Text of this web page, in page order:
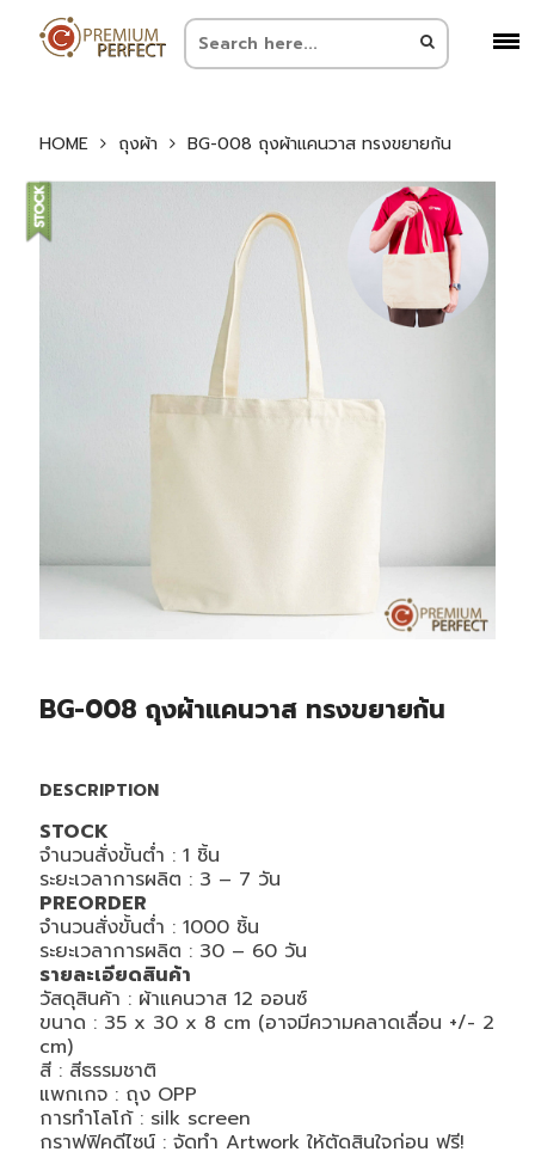
HOME ถุงผ้า BG-008 ถุงผ้าแคนวาส ทรงขยายก้น
BG-008 ถุงผ้าแคนวาส ทรงขยายก้น
DESCRIPTION
STOCK
จำนวนสั่งขั้นต่ำ : 1 ชิ้น
ระยะเวลาการผลิต : 3 – 7 วัน
PREORDER
จำนวนสั่งขั้นต่ำ : 1000 ชิ้น
ระยะเวลาการผลิต : 30– 60 วัน
รายละเอียดสินค้า
วัสดุสินค้า : ผ้าแคนวาส 12 ออนซ์
ขนาด : 35 x 30 x 8 cm (อาจมีความคลาดเลื่อน +/- 2
cm)
สี : สีธรรมชาติ
แพกเกจ : ถุง OPP
การทำโลโก้ : silk screen
กราฟฟิคดีไซน์ : จัดทำ Artworkให้ตัดสินใจก่อน ฟรี!